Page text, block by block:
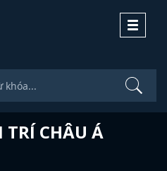
Toggle
TRÍ CHÂU Á